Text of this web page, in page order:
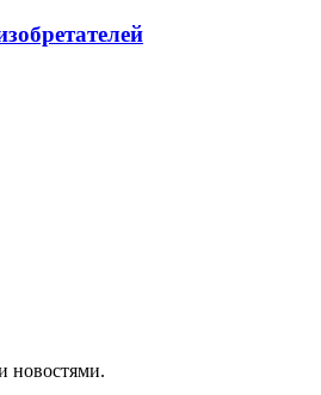
новостями.